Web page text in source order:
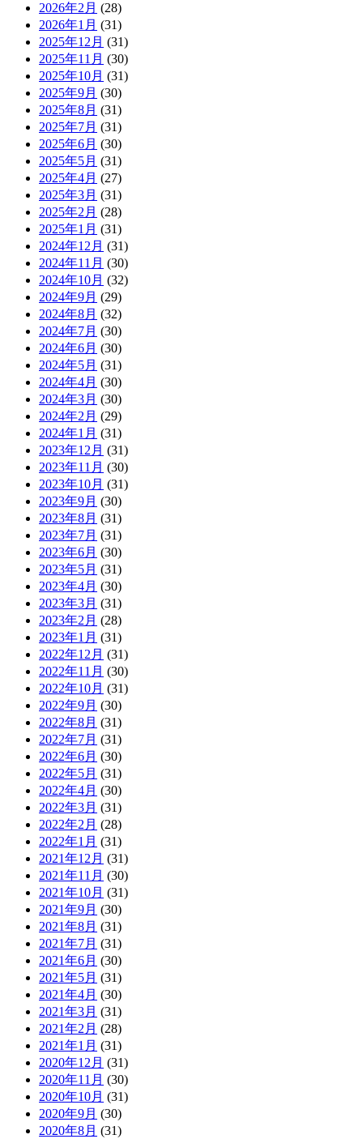
2026年2月 (28)
2026年1月 (31)
2025年12月 (31)
2025年11月 (30)
2025年10月 (31)
2025年9月 (30)
2025年8月 (31)
2025年7月 (31)
2025年6月 (30)
2025年5月 (31)
2025年4月 (27)
2025年3月 (31)
2025年2月 (28)
2025年1月 (31)
2024年12月 (31)
2024年11月 (30)
2024年10月 (32)
2024年9月 (29)
2024年8月 (32)
2024年7月 (30)
2024年6月 (30)
2024年5月 (31)
2024年4月 (30)
2024年3月 (30)
2024年2月 (29)
2024年1月 (31)
2023年12月 (31)
2023年11月 (30)
2023年10月 (31)
2023年9月 (30)
2023年8月 (31)
2023年7月 (31)
2023年6月 (30)
2023年5月 (31)
2023年4月 (30)
2023年3月 (31)
2023年2月 (28)
2023年1月 (31)
2022年12月 (31)
2022年11月 (30)
2022年10月 (31)
2022年9月 (30)
2022年8月 (31)
2022年7月 (31)
2022年6月 (30)
2022年5月 (31)
2022年4月 (30)
2022年3月 (31)
2022年2月 (28)
2022年1月 (31)
2021年12月 (31)
2021年11月 (30)
2021年10月 (31)
2021年9月 (30)
2021年8月 (31)
2021年7月 (31)
2021年6月 (30)
2021年5月 (31)
2021年4月 (30)
2021年3月 (31)
2021年2月 (28)
2021年1月 (31)
2020年12月 (31)
2020年11月 (30)
2020年10月 (31)
2020年9月 (30)
2020年8月 (31)